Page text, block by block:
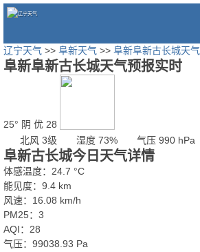
辽宁天气 >> 阜新天气 >> 阜新阜新古长城天气
阜新阜新古长城天气预报实时
25° 阴 优 28
北风 3级
湿度 73% 气压 990 hPa
阜新古长城今日天气详情
体感温度：24.7 °C
能见度：9.4 km
风速：16.08 km/h
PM25：3
AQI：28
气压：99038.93 Pa